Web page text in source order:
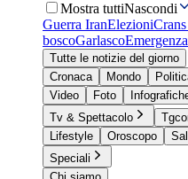
Mostra tuttiNascondi
Guerra IranElezioni
boscoGarlasco
Tutte le notizie del giorno
Cronaca
Mondo
Video
Foto
Tv & Spettacolo
Lifestyle
Oroscopo
Speciali